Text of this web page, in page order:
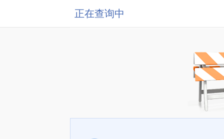
正在查询中